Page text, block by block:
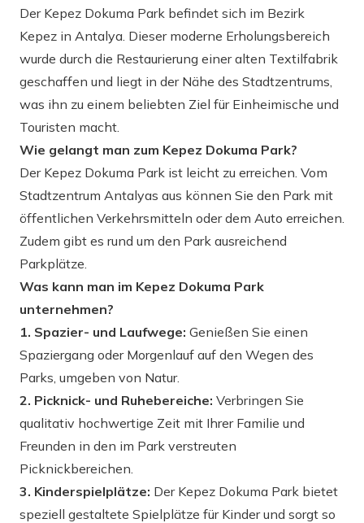
Der Kepez Dokuma Park befindet sich im Bezirk
Kepez in Antalya. Dieser moderne Erholungsbereich
wurde durch die Restaurierung einer alten Textilfabrik
geschaffen und liegt in der Nähe des Stadtzentrums,
was ihn zu einem beliebten Ziel für Einheimische und
Touristen macht.
Wie gelangt man zum Kepez Dokuma Park?
Der Kepez Dokuma Park ist leicht zu erreichen. Vom
Stadtzentrum Antalyas aus können Sie den Park mit
öffentlichen Verkehrsmitteln oder dem Auto erreichen.
Zudem gibt es rund um den Park ausreichend
Parkplätze.
Was kann man im Kepez Dokuma Park
unternehmen?
1. Spazier- und Laufwege: Genießen Sie einen
Spaziergang oder Morgenlauf auf den Wegen des
Parks, umgeben von Natur.
2. Picknick- und Ruhebereiche: Verbringen Sie
qualitativ hochwertige Zeit mit Ihrer Familie und
Freunden in den im Park verstreuten
Picknickbereichen.
3. Kinderspielplätze: Der Kepez Dokuma Park bietet
speziell gestaltete Spielplätze für Kinder und sorgt so